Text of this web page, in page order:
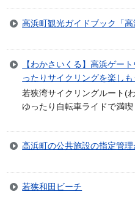
高浜町観光ガイドブック「高
【わかさいくる】高浜ゲー
ったりサイクリングを楽しも
若狭湾サイクリングルート(
ゆったり自転車ライドで満喫
高浜町の公共施設の指定管理
若狭和田ビーチ